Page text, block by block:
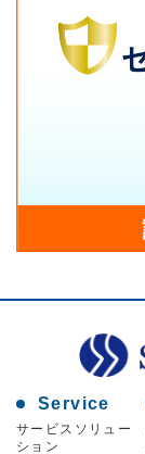
Service
サービスソリュー
ション